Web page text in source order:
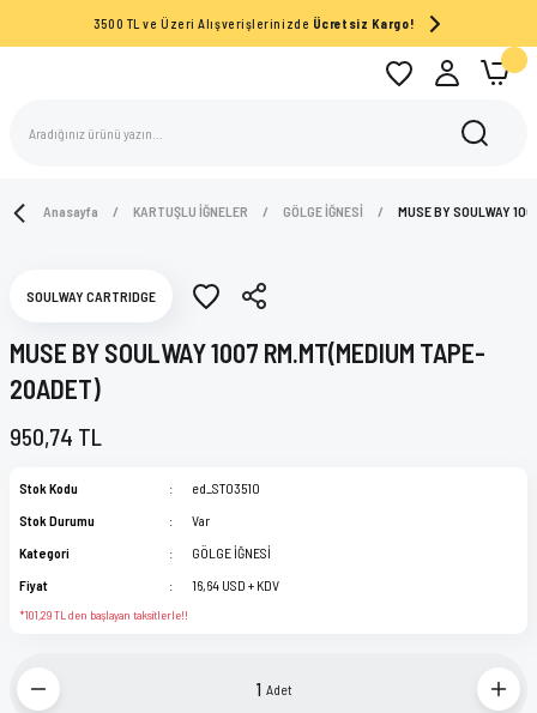
3500 TL ve Üzeri Alışverişlerinizde Ücretsiz Kargo!
Anasayfa KARTUŞLU İĞNELER GÖLGE İĞNESİ MUSE BY SOULWAY
SOULWAY CARTRIDGE
MUSE BY SOULWAY 1007 RM.MT(MEDIUM TAPE-
20ADET)
950,74 TL
Stok Kodu
ed_ST03510
Stok Durumu
Var
Kategori
GÖLGE İĞNESİ
Fiyat
16,64 USD + KDV
*101,29 TL den başlayan taksitlerle!!
Adet